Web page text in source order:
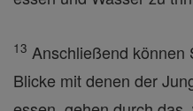
13 Anschließend können
Blicke mit denen der